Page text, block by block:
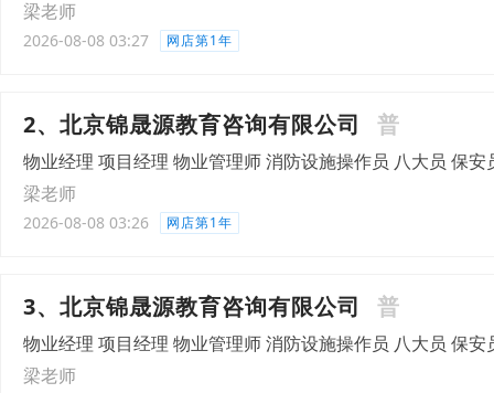
梁老师
2026-08-08 03:27 网店第1年
2、北京锦晟源教育咨询有限公司 普
物业经理 项目经理 物业管理师 消防设施操作员 八大员 保安
梁老师
2026-08-08 03:26 网店第1年
3、北京锦晟源教育咨询有限公司 普
物业经理 项目经理 物业管理师 消防设施操作员 八大员 保安
梁老师